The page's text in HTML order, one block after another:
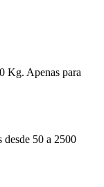
Kg. Apenas para
desde 50 a 2500